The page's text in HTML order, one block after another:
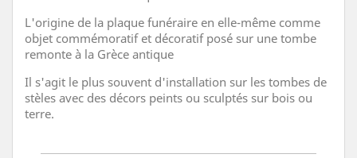
L'origine de la plaque funéraire en elle-même comme
objet commémoratif et décoratif posé sur une tombe
remonte à la Grèce antique
Il s'agit le plus souvent d'installation sur les tombes de
stèles avec des décors peints ou sculptés sur bois ou
terre.